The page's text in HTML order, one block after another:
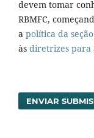
devem tomar
RBMFC,
a política da
às diretrizes para
ENVIAR